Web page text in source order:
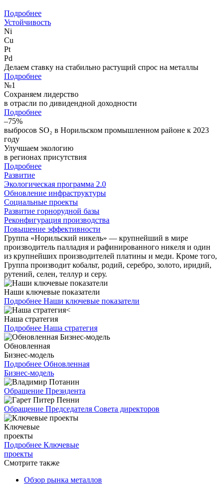
Подробнее
Устойчивость
Ni
Cu
Pt
Pd
Делаем ставку на стабильно растущий спрос на металлы
Подробнее
№1
Сохраняем лидерство
в отрасли по дивидендной доходности
Подробнее
–75%
выбросов SO₂ в Норильском промышленном районе к 2023
году
Улучшаем экологию
в регионах присутствия
Подробнее
Развитие
Экологическая программа 2.0
Обновление инфраструктуры
Социальные проекты
Развитие горнорудной базы
Реконфигурация производства
Повышение эффективности
Группа «Норильский никель» — крупнейший в мире
производитель палладия и рафинированного никеля и один
из крупнейших производителей платины и меди. Кроме того,
Группа производит кобальт, родий, серебро, золото, иридий,
рутений, селен, теллур и серу.
Наши ключевые показатели
Подробнее Наши ключевые показатели
Наша стратегия
Подробнее Наша стратегия
Обновленная
Бизнес-модель
Подробнее Обновленная
Бизнес-модель
Обращение Президента
Обращение Председателя Совета директоров
Ключевые
проекты
Подробнее Ключевые
проекты
Смотрите также
Обзор рынка металлов